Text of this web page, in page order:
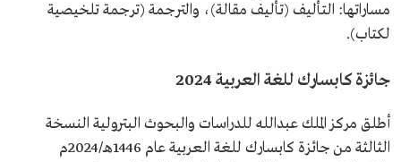
مساراتها: التأليف (تأليف مقالة)، والترجمة (ترجمة تلخيصية
لكتاب).
جائزة كابسارك للغة العربية 2024
أطلق مركز الملك عبدالله للدراسات والبحوث البترولية النسخة
الثالثة من جائزة كابسارك للغة العربية عام 1446هـ/2024م